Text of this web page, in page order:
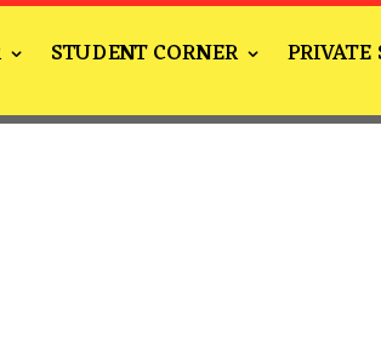
STUDENT CORNER